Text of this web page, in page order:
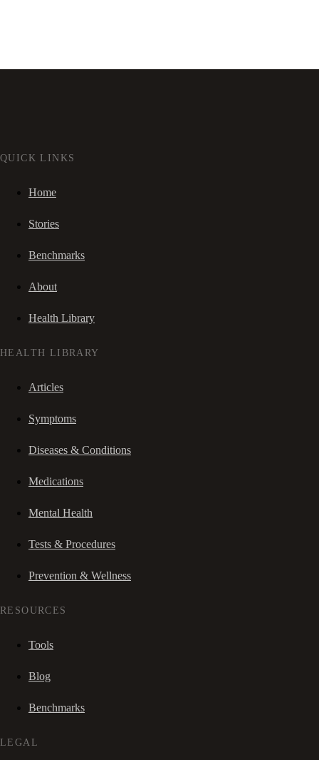
QUICK LINKS
Home
Stories
Benchmarks
About
Health Library
HEALTH LIBRARY
Articles
Symptoms
Diseases & Conditions
Medications
Mental Health
Tests & Procedures
Prevention & Wellness
RESOURCES
Tools
Blog
Benchmarks
LEGAL